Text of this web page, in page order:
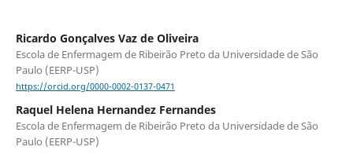
Ricardo Gonçalves Vaz de Oliveira
Escola de Enfermagem de Ribeirão Preto da Universidade de São
Paulo (EERP-USP)
https://orcid.org/0000-0002-0137-0471
Raquel Helena Hernandez Fernandes
Escola de Enfermagem de Ribeirão Preto da Universidade de São
Paulo (EERP-USP)